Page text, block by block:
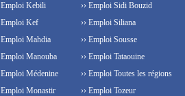
Emploi Kebili
Emploi Kef
Emploi Mahdia
Emploi Manouba
Emploi Médenine
Emploi Monastir
›› Emploi Sidi Bouzid
›› Emploi Siliana
›› Emploi Sousse
›› Emploi Tataouine
›› Emploi Toutes les régions
›› Emploi Tozeur